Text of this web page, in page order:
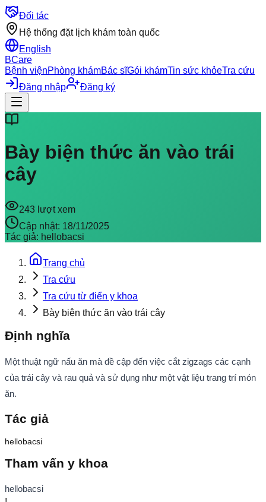
Đối tác
Hệ thống đặt lịch khám toàn quốc
English
BCare
Bệnh việnPhòng khámBác sĩGói khámTin sức khỏeTra cứu
Đăng nhập
Đăng ký
Bày biện thức ăn vào trái
cây
243 lượt xem
Cập nhật: 18/11/2025
Tác giả: hellobacsi
Trang chủ
Tra cứu
Tra cứu từ điển y khoa
Bày biện thức ăn vào trái cây
Định nghĩa
Một thuật ngữ nấu ăn mà đề cập đến việc cắt zigzags các cạnh
của trái cây và rau quả và sử dụng như một vật liệu trang trí món
ăn.
Tác giả
hellobacsi
Tham vấn y khoa
hellobacsi